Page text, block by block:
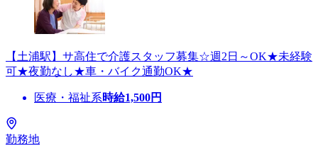
【土浦駅】サ高住で介護スタッフ募集☆週2日～OK★未経験
可★夜勤なし★車・バイク通勤OK★
医療・福祉系時給1,500円
勤務地